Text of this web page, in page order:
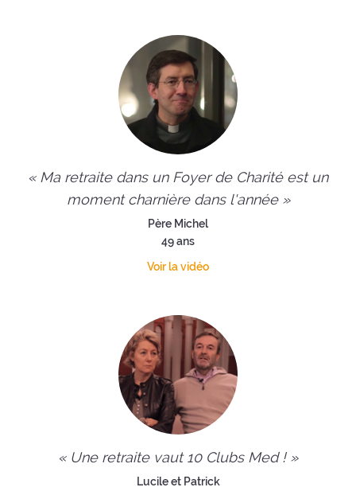
« Ma retraite dans un Foyer de Charité est un
moment charnière dans l'année »
Père Michel
49 ans
Voir la vidéo
« Une retraite vaut 10 Clubs Med ! »
Lucile et Patrick